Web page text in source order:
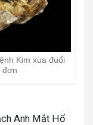
Kim xua đuổi
đơn
Anh Mắt Hổ